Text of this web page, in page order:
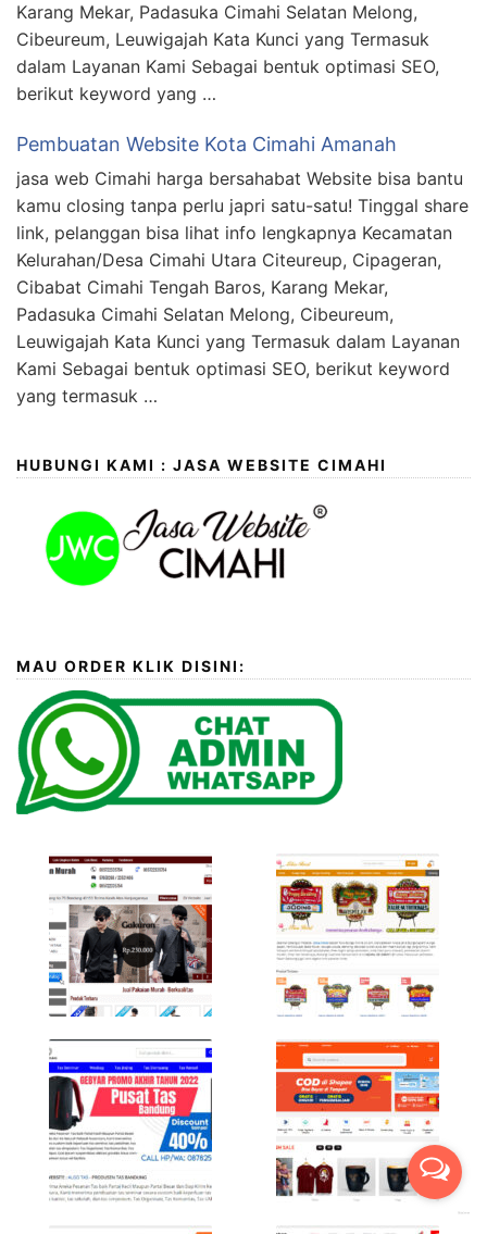
Karang Mekar, Padasuka Cimahi Selatan Melong,
Cibeureum, Leuwigajah Kata Kunci yang Termasuk
dalam Layanan Kami Sebagai bentuk optimasi SEO,
berikut keyword yang …
Pembuatan Website Kota Cimahi Amanah
jasa web Cimahi harga bersahabat Website bisa bantu
kamu closing tanpa perlu japri satu-satu! Tinggal share
link, pelanggan bisa lihat info lengkapnya Kecamatan
Kelurahan/Desa Cimahi Utara Citeureup, Cipageran,
Cibabat Cimahi Tengah Baros, Karang Mekar,
Padasuka Cimahi Selatan Melong, Cibeureum,
Leuwigajah Kata Kunci yang Termasuk dalam Layanan
Kami Sebagai bentuk optimasi SEO, berikut keyword
yang termasuk …
HUBUNGI KAMI : JASA WEBSITE CIMAHI
MAU ORDER KLIK DISINI: